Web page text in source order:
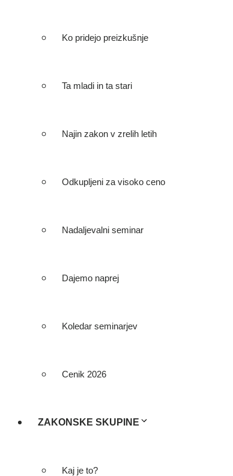
Ko pridejo preizkušnje
Ta mladi in ta stari
Najin zakon v zrelih letih
Odkupljeni za visoko ceno
Nadaljevalni seminar
Dajemo naprej
Koledar seminarjev
Cenik 2026
ZAKONSKE SKUPINE
Kaj je to?